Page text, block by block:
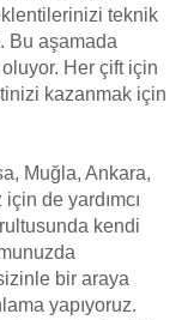
teknik
Bu aşamada
Her çift için
kazanmak için
Muğla, Ankara,
de yardımcı
kendi
bir araya
yapıyoruz.